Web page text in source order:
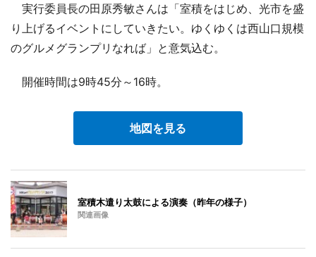
実行委員長の田原秀敏さんは「室積をはじめ、光市を盛
り上げるイベントにしていきたい。ゆくゆくは西山口規模
のグルメグランプリなれば」と意気込む。
開催時間は9時45分～16時。
地図を見る
室積木遣り太鼓による演奏（昨年の様子）
関連画像